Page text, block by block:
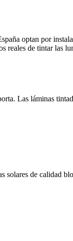
optan por
de tintar las
Las láminas
de calidad